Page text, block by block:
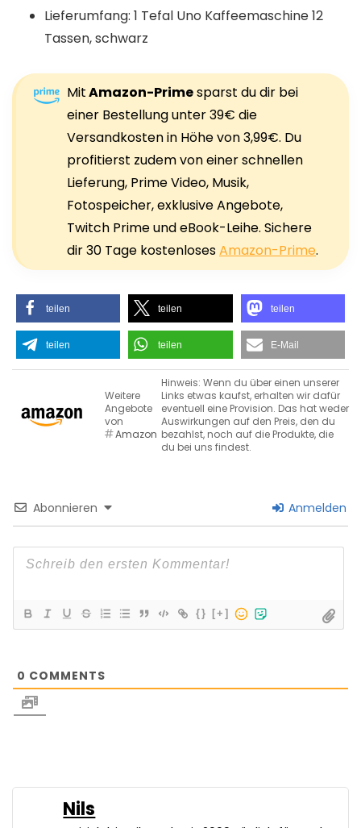
Lieferumfang: 1 Tefal Uno Kaffeemaschine 12
Tassen, schwarz
MitAmazon-Primesparst du dir bei
einer Bestellung unter 39€ die
Versandkosten in Höhe von 3,99€. Du
profitierst zudem von einer schnellen
Lieferung, Prime Video, Musik,
Fotospeicher, exklusive Angebote,
Twitch Prime und eBook-Leihe. Sichere
dir 30 Tage kostenlosesAmazon-Prime.
teilen teilen teilen
teilen teilen E-Mail
Weitere
Angebote
von
Amazon
Hinweis: Wenn du über einen unserer
Links etwas kaufst, erhalten wir dafür
eventuell eine Provision. Das hat weder
Auswirkungen auf den Preis, den du
bezahlst, noch auf die Produkte, die
du bei uns findest.
Abonnieren Anmelden
{} [+]
0 COMMENTS
Nils